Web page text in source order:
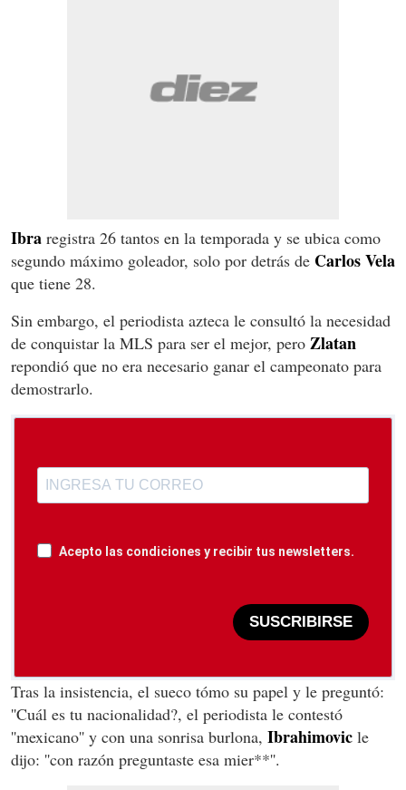
Ibra registra 26 tantos en la temporada y se ubica como
segundo máximo goleador, solo por detrás de Carlos Vela
que tiene 28.
Sin embargo, el periodista azteca le consultó la necesidad
de conquistar la MLS para ser el mejor, pero Zlatan
repondió que no era necesario ganar el campeonato para
demostrarlo.
Acepto las condiciones y recibir tus newsletters.
SUSCRIBIRSE
Tras la insistencia, el sueco tómo su papel y le preguntó:
''Cuál es tu nacionalidad?, el periodista le contestó
''mexicano'' y con una sonrisa burlona, Ibrahimovic le
dijo: ''con razón preguntaste esa mier**''.